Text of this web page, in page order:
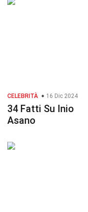
CELEBRITÀ 16 Dic 2024
34 Fatti Su Inio
Asano